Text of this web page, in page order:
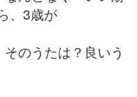
、3歳が
そのうたは？良いう